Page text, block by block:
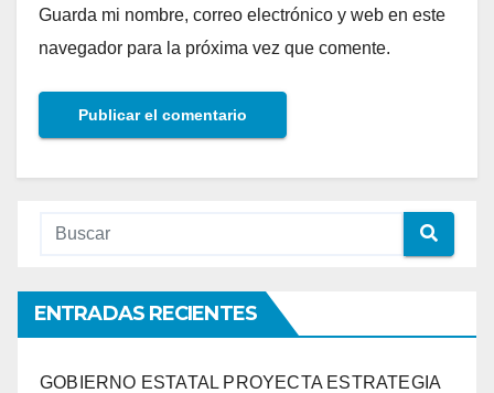
Guarda mi nombre, correo electrónico y web en este
navegador para la próxima vez que comente.
ENTRADAS RECIENTES
GOBIERNO ESTATAL PROYECTA ESTRATEGIA